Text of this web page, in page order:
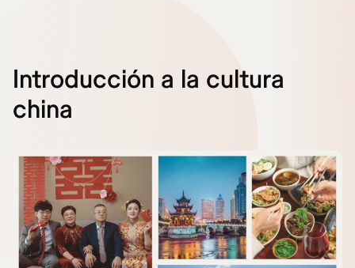
Introducción a la cultura
china